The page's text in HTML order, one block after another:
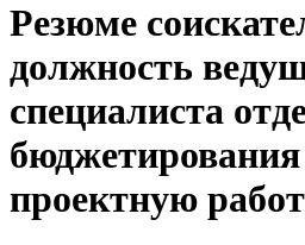
Резюме
должность
специалиста
проектную